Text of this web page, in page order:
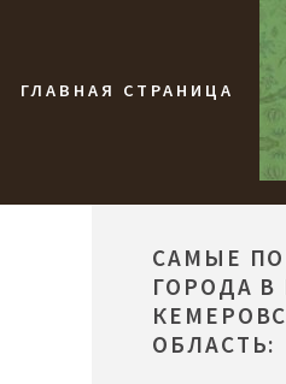
ГЛАВНАЯ СТРАНИЦА
САМЫЕ
ГОРОДА В
ОБЛАСТЬ: